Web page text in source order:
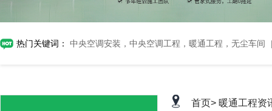
热门关键词： 中央空调安装，中央空调工程，暖通工程，无尘车间
首页> 暖通工程资